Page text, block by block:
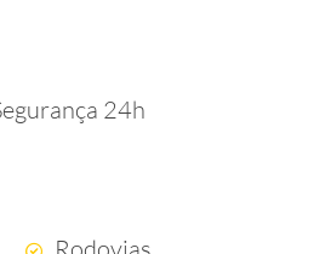
24h